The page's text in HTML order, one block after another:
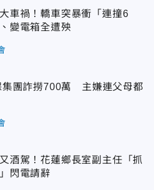
車禍！轎車突暴衝「連撞6
變電箱全遭殃
集團詐撈700萬 主嫌連父母都
酒駕！花蓮鄉長室副主任「抓
閃電請辭